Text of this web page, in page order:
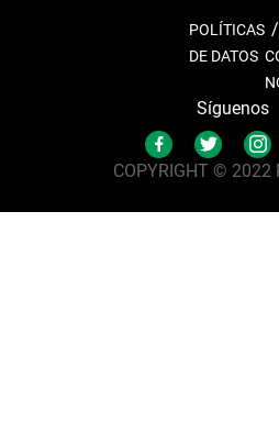
POLÍTICAS
DE DATOS
Síguenos
COPYRIGHT © 2022